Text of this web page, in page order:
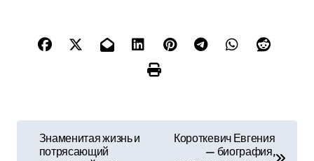
Знаменитая жизнь и
потрясающий
Короткевич Евгения
— биография,